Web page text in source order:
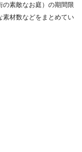
素敵なお庭）の期間限
素材数などをまとめてい